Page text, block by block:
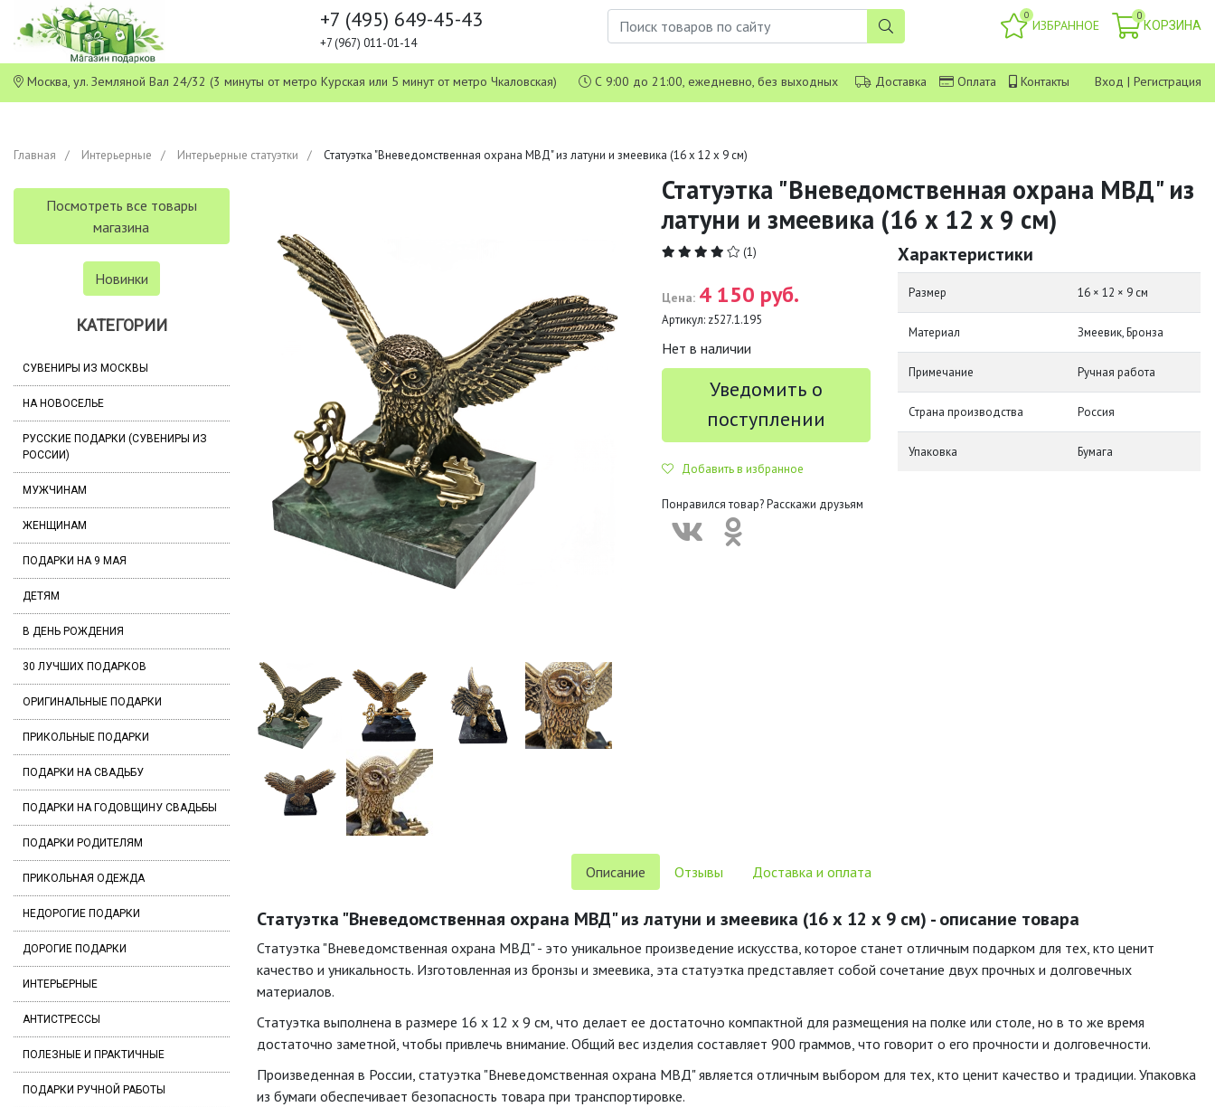
+7 (495) 649-45-43
+7 (967) 011-01-14
0
ИЗБРАННОЕ
0
КОРЗИНА
Москва, ул. Земляной Вал 24/32 (3 минуты от метро Курская или 5 минут от метро Чкаловская) С 9:00 до 21:00, ежедневно, без выходных Доставка Оплата Контакты Вход | Регистрация
Главная Интерьерные Интерьерные статуэтки Статуэтка "Вневедомственная охрана МВД" из латуни и змеевика (16 х 12 х 9 см)
Посмотреть все товары
магазина
Новинки
КАТЕГОРИИ
СУВЕНИРЫ ИЗ МОСКВЫ
НА НОВОСЕЛЬЕ
РУССКИЕ ПОДАРКИ (СУВЕНИРЫ ИЗ
РОССИИ)
МУЖЧИНАМ
ЖЕНЩИНАМ
ПОДАРКИ НА 9 МАЯ
ДЕТЯМ
В ДЕНЬ РОЖДЕНИЯ
30 ЛУЧШИХ ПОДАРКОВ
ОРИГИНАЛЬНЫЕ ПОДАРКИ
ПРИКОЛЬНЫЕ ПОДАРКИ
ПОДАРКИ НА СВАДЬБУ
ПОДАРКИ НА ГОДОВЩИНУ СВАДЬБЫ
ПОДАРКИ РОДИТЕЛЯМ
ПРИКОЛЬНАЯ ОДЕЖДА
НЕДОРОГИЕ ПОДАРКИ
ДОРОГИЕ ПОДАРКИ
ИНТЕРЬЕРНЫЕ
АНТИСТРЕССЫ
ПОЛЕЗНЫЕ И ПРАКТИЧНЫЕ
ПОДАРКИ РУЧНОЙ РАБОТЫ
Статуэтка "Вневедомственная охрана МВД" из
латуни и змеевика (16 х 12 х 9 см)
(1)
Цена: 4 150 руб.
Артикул: z527.1.195
Нет в наличии
Уведомить о
поступлении
Добавить в избранное
Понравился товар? Расскажи друзьям
Характеристики
Размер 16 × 12 × 9 см
Материал Змеевик, Бронза
Примечание Ручная работа
Страна производства Россия
Упаковка Бумага
Описание Отзывы Доставка и оплата
Статуэтка "Вневедомственная охрана МВД" из латуни и змеевика (16 х 12 х 9 см) - описание товара
Статуэтка "Вневедомственная охрана МВД" - это уникальное произведение искусства, которое станет отличным подарком для тех, кто ценит
качество и уникальность. Изготовленная из бронзы и змеевика, эта статуэтка представляет собой сочетание двух прочных и долговечных
материалов.
Статуэтка выполнена в размере 16 х 12 х 9 см, что делает ее достаточно компактной для размещения на полке или столе, но в то же время
достаточно заметной, чтобы привлечь внимание. Общий вес изделия составляет 900 граммов, что говорит о его прочности и долговечности.
Произведенная в России, статуэтка "Вневедомственная охрана МВД" является отличным выбором для тех, кто ценит качество и традиции. Упаковка
из бумаги обеспечивает безопасность товара при транспортировке.